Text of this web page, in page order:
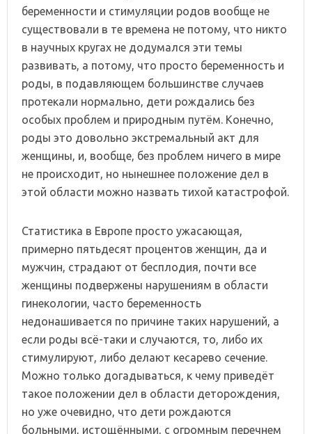
беременности и стимуляции родов вообще не
существовали в те времена не потому, что никто
в научных кругах не додумался эти темы
развивать, а потому, что просто беременность и
роды, в подавляющем большинстве случаев
протекали нормально, дети рождались без
особых проблем и природным путём. Конечно,
роды это довольно экстремальный акт для
женщины, и, вообще, без проблем ничего в мире
не происходит, но нынешнее положение дел в
этой области можно назвать тихой катастрофой.
Статистика в Европе просто ужасающая,
примерно пятьдесят процентов женщин, да и
мужчин, страдают от бесплодия, почти все
женщины подвержены нарушениям в области
гинекологии, часто беременность
недонашивается по причине таких нарушений, а
если роды всё-таки и случаются, то, либо их
стимулируют, либо делают кесарево сечение.
Можно только догадываться, к чему приведёт
такое положении дел в области деторождения,
но уже очевидно, что дети рождаются
больными, истощёнными, с огромным перечнем